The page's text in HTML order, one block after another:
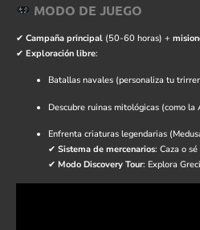
MODO DE JUEGO
✔ Campaña principal (50-60 horas) +
✔ Exploración libre:
Batallas navales (personaliza tu
Descubre ruinas mitológicas (como la
Enfrenta criaturas legendarias
✔ Sistema de mercenarios: Caza o
✔ Modo Discovery Tour: Explora